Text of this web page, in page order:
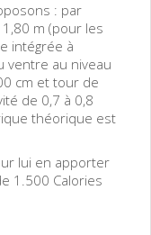
: par
m (pour les
intégrée à
ventre au niveau
cm et tour de
de 0,7 à 0,8
théorique est
lui en apporter
1.500 Calories